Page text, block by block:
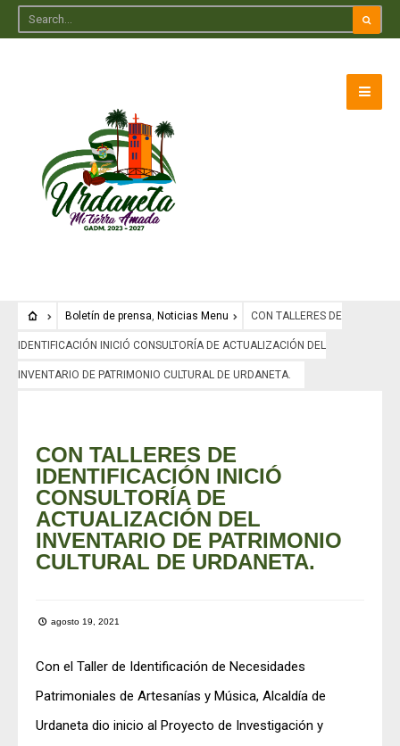
Boletín de prensa, Noticias Menu CON TALLERES DE
IDENTIFICACIÓN INICIÓ CONSULTORÍA DE ACTUALIZACIÓN DEL
INVENTARIO DE PATRIMONIO CULTURAL DE URDANETA.
CON TALLERES DE
IDENTIFICACIÓN INICIÓ
CONSULTORÍA DE
ACTUALIZACIÓN DEL
INVENTARIO DE PATRIMONIO
CULTURAL DE URDANETA.
agosto 19, 2021
Con el Taller de Identificación de Necesidades
Patrimoniales de Artesanías y Música, Alcaldía de
Urdaneta dio inicio al Proyecto de Investigación y